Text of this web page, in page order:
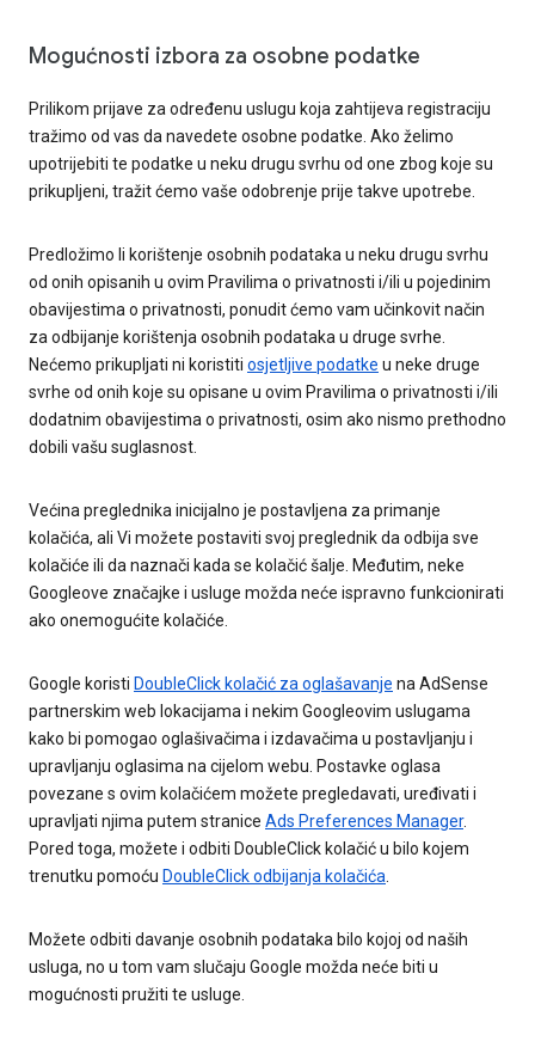
Mogućnosti izbora za osobne podatke
Prilikom prijave za određenu uslugu koja zahtijeva registraciju
tražimo od vas da navedete osobne podatke. Ako želimo
upotrijebiti te podatke u neku drugu svrhu od one zbog koje su
prikupljeni, tražit ćemo vaše odobrenje prije takve upotrebe.
Predložimo li korištenje osobnih podataka u neku drugu svrhu
od onih opisanih u ovim Pravilima o privatnosti i/ili u pojedinim
obavijestima o privatnosti, ponudit ćemo vam učinkovit način
za odbijanje korištenja osobnih podataka u druge svrhe.
Nećemo prikupljati ni koristiti osjetljive podatke u neke druge
svrhe od onih koje su opisane u ovim Pravilima o privatnosti i/ili
dodatnim obavijestima o privatnosti, osim ako nismo prethodno
dobili vašu suglasnost.
Većina preglednika inicijalno je postavljena za primanje
kolačića, ali Vi možete postaviti svoj preglednik da odbija sve
kolačiće ili da naznači kada se kolačić šalje. Međutim, neke
Googleove značajke i usluge možda neće ispravno funkcionirati
ako onemogućite kolačiće.
Google koristi DoubleClick kolačić za oglašavanje na AdSense
partnerskim web lokacijama i nekim Googleovim uslugama
kako bi pomogao oglašivačima i izdavačima u postavljanju i
upravljanju oglasima na cijelom webu. Postavke oglasa
povezane s ovim kolačićem možete pregledavati, uređivati i
upravljati njima putem stranice Ads Preferences Manager.
Pored toga, možete i odbiti DoubleClick kolačić u bilo kojem
trenutku pomoću DoubleClick odbijanja kolačića
Možete odbiti davanje osobnih podataka bilo kojoj od naših
usluga, no u tom vam slučaju Google možda neće biti u
mogućnosti pružiti te usluge.